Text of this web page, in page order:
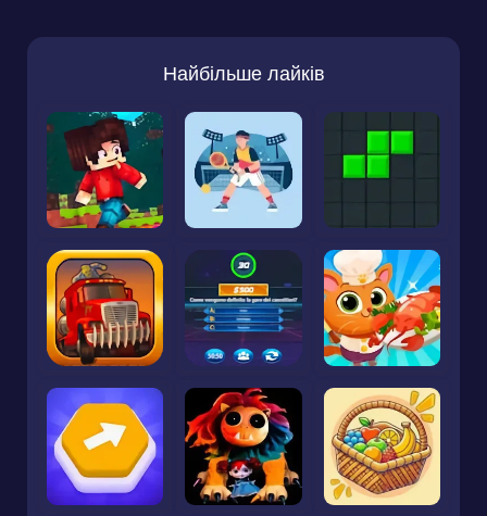
Найбільше лайків